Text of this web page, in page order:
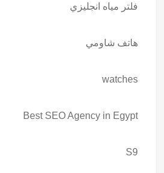
فلتر مياه انجليزي
هاتف شاومي
watches
Best SEO Agency in Egypt
S9